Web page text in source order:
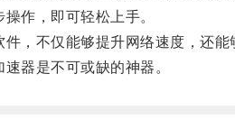
作，即可轻松上手。
不仅能够提升网络速度，还能
器是不可或缺的神器。